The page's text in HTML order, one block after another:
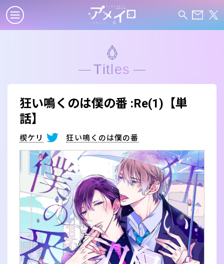
Titles
狂い鳴くのは僕の番 :Re(1)【単
話】
楔ケリ 狂い鳴くのは僕の番